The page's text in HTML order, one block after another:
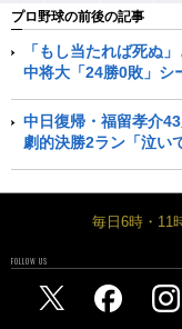
プロ野球の前後の記事
「もし当たれば死ぬ
中将大「24勝0敗」シ
中日復帰・福留孝介
劇的決勝2ラン「泣い
毎日6時・11
FOLLOW US